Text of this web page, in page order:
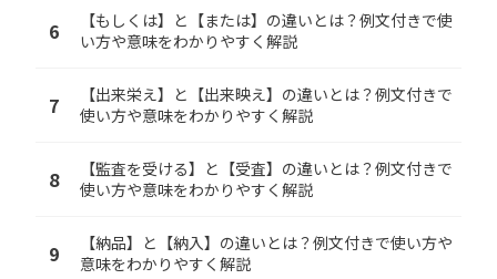
6
【もしくは】と【または】の違いとは？例文付きで使
い方や意味をわかりやすく解説
7
【出来栄え】と【出来映え】の違いとは？例文付きで
使い方や意味をわかりやすく解説
8
【監査を受ける】と【受査】の違いとは？例文付きで
使い方や意味をわかりやすく解説
9
【納品】と【納入】の違いとは？例文付きで使い方や
意味をわかりやすく解説